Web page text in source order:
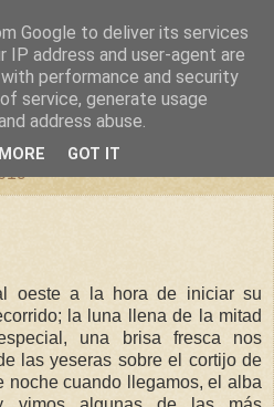
para soñar
oeste a la hora de iniciar su
la luna llena de la mitad
una brisa fresca nos
las yeseras sobre el cortijo de
noche cuando llegamos, el alba
Google to deliver its services
IP address and user-agent are
performance and security
service, generate usage
address abuse.
GOT IT